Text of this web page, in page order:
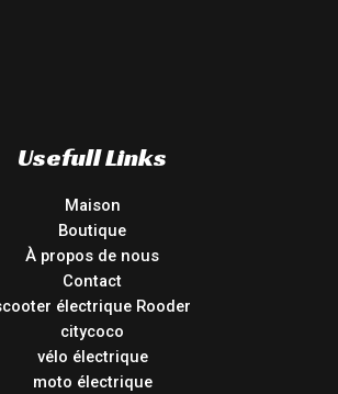
Usefull Links
Maison
Boutique
À propos de nous
Contact
électrique Rooder
citycoco
vélo électrique
moto électrique